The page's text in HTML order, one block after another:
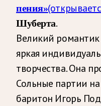
пения»
Шуберта.
Великий
яркая
творчества. Она
Сольные партии
баритон Игорь